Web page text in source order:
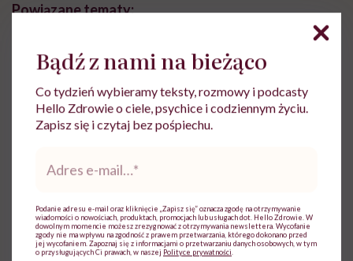
Powiązane tematy:
zdrowie kobiet
charakter informacyjny i nie stanowią porady
skonsultować się z lekarzem.
Bądź z nami na bieżąco
Co tydzień wybieramy teksty, rozmowy i podcasty
Hello Zdrowie o ciele, psychice i codziennym życiu.
Zapisz się i czytaj bez pośpiechu.
*
Podanie adresu e-mail oraz kliknięcie „Zapisz się” oznacza zgodę na otrzymywanie
wiadomości o nowościach, produktach, promocjach lub usługach dot. Hello Zdrowie. W
dowolnym momencie możesz zrezygnować z otrzymywania newslettera. Wycofanie
zgody nie ma wpływu na zgodność z prawem przetwarzania, którego dokonano przed
jej wycofaniem. Zapoznaj się z informacjami o przetwarzaniu danych osobowych, w tym
o przysługujących Ci prawach, w naszej Polityce prywatności